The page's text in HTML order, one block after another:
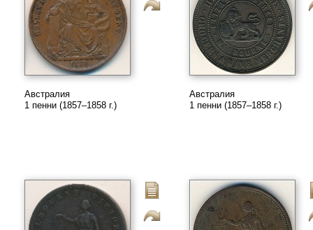
Австралия
1 пенни (1857–1858 г.)
Австралия
1 пенни (1857–1858 г.)